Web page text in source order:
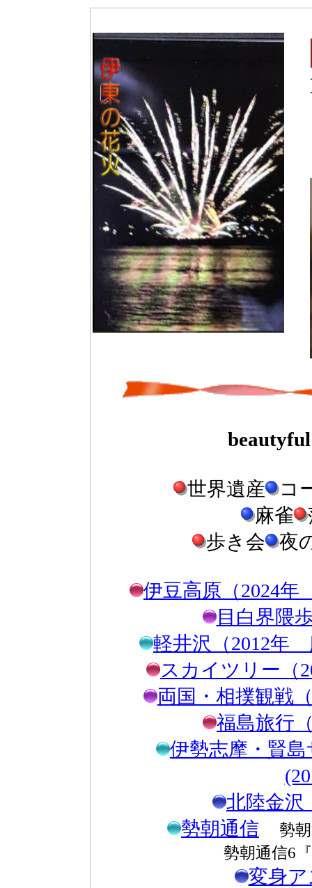
世界遺産
コ
麻雀
歩き会
夜
伊豆高原（2024
目白界隈
軽井沢（2012年
スカイツリー（
両国・相撲観戦
福島旅行
伊勢志摩・賢
北陸金沢
勢朝通信
勢
勢朝通信6
変身